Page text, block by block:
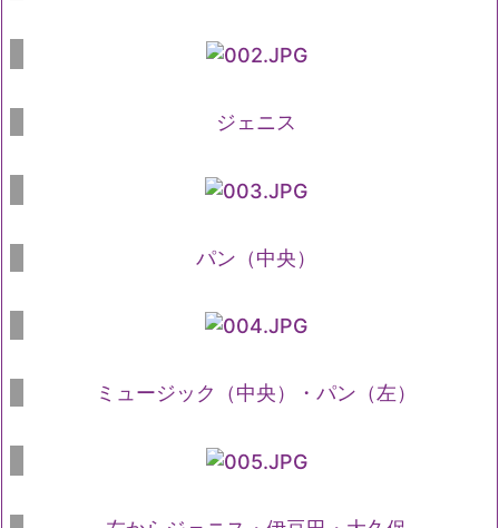
ジェニス
パン（中央）
ミュージック（中央）・パン（左）